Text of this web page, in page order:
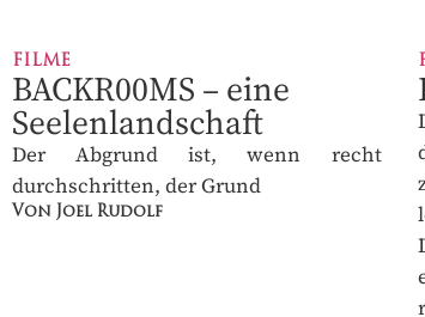
FILME
BACKR00MS – eine
Seelenlandschaft
Der Abgrund ist, wenn recht
durchschritten, der Grund
Von Joel Rudolf